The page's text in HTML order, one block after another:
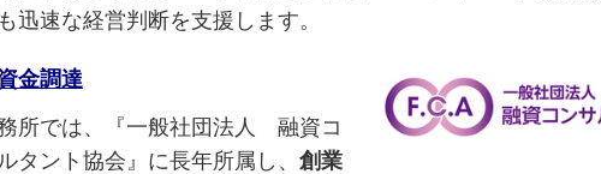
迅速な経営判断を支援します。
金調達
所では、『一般社団法人 融資コ
タント協会』に長年所属し、 創業